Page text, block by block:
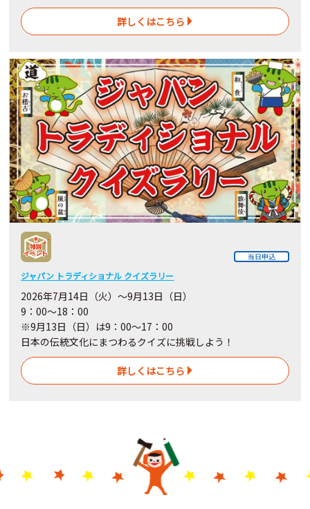
詳しくはこちら
当日申込
ジャパン トラディショナル クイズラリー
2026年7月14日（火）～9月13日（日）
9：00～18：00
※9月13日（日）は9：00～17：00
日本の伝統文化にまつわるクイズに挑戦しよう！
詳しくはこちら